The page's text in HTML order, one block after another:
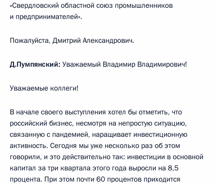
«Свердловский областной союз промышленников
и предпринимателей».
Пожалуйста, Дмитрий Александрович.
Д.Пумпянский: Уважаемый Владимир Владимирович!
Уважаемые коллеги!
В начале своего выступления хотел бы отметить, что
российский бизнес, несмотря на непростую ситуацию,
связанную с пандемией, наращивает инвестиционную
активность. Сегодня мы уже несколько раз об этом
говорили, и это действительно так: инвестиции в основной
капитал за три квартала этого года выросли на 8,5
процента. При этом почти 60 процентов приходится